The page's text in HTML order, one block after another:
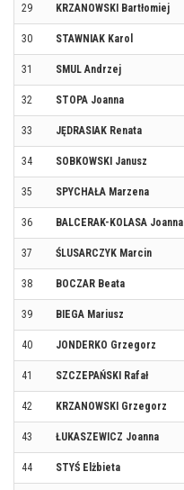
29 KRZANOWSKI Bartłomiej
30 STAWNIAK Karol
31 SMUL Andrzej
32 STOPA Joanna
33 JĘDRASIAK Renata
34 SOBKOWSKI Janusz
35 SPYCHAŁA Marzena
36 BALCERAK-KOLASA Joanna
37 ŚLUSARCZYK Marcin
38 BOCZAR Beata
39 BIEGA Mariusz
40 JONDERKO Grzegorz
41 SZCZEPAŃSKI Rafał
42 KRZANOWSKI Grzegorz
43 ŁUKASZEWICZ Joanna
44 STYŚ Elżbieta